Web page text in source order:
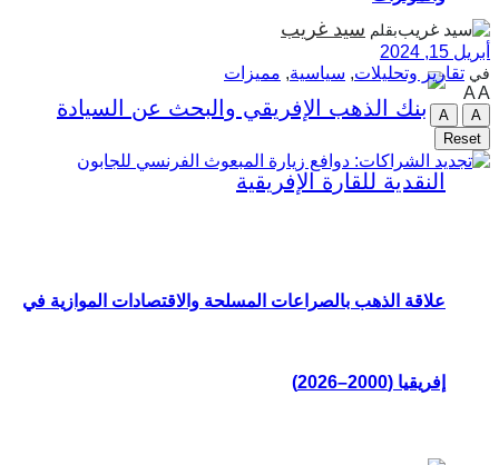
علاقة الذهب بالصراعات المسلحة والاقتصادات الموازية في
إفريقيا (2000–2026)
بقلم سيد غريب
أبريل 15, 2024
في تقارير وتحليلات, سياسية, مميزات
AA
A
A
Reset